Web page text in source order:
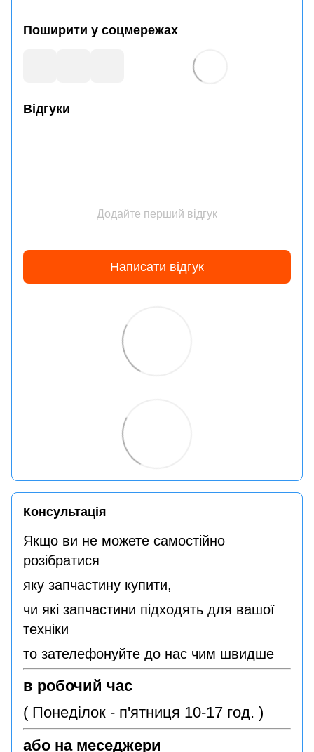
Поширити у соцмережах
Відгуки
Додайте перший відгук
Написати відгук
Консультація
Якщо ви не можете самостійно
розібратися
яку запчастину купити,
чи які запчастини підходять для вашої
техніки
то зателефонуйте до нас чим швидше
в робочий час
( Понеділок - п'ятниця 10-17 год. )
або на меседжери